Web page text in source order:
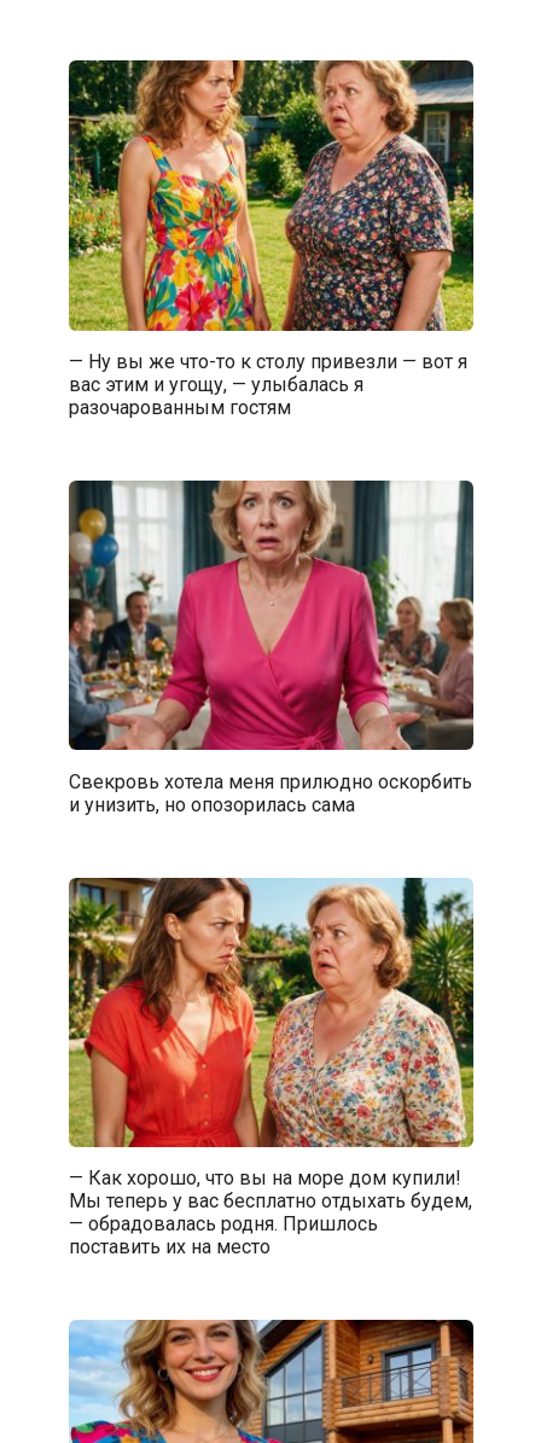
— Ну вы же что-то к столу привезли — вот я
вас этим и угощу, — улыбалась я
разочарованным гостям
Свекровь хотела меня прилюдно оскорбить
и унизить, но опозорилась сама
— Как хорошо, что вы на море дом купили!
Мы теперь у вас бесплатно отдыхать будем,
— обрадовалась родня. Пришлось
поставить их на место